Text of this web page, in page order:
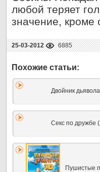
любой теряет
значение, кроме
25-03-2012 6885
Двойник
Секс по дружбе
Пушистые